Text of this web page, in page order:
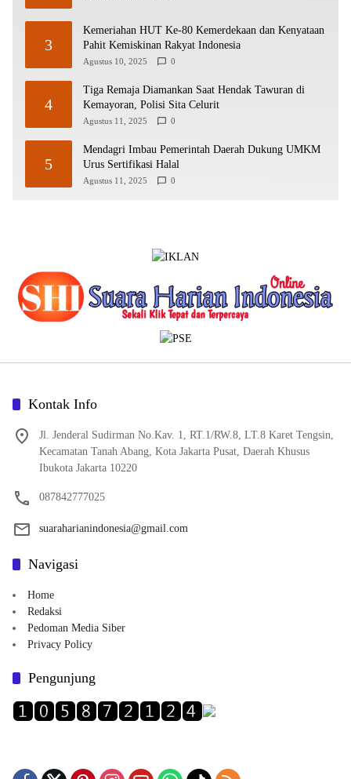
3
Kemeriahan HUT Ke-80 Kemerdekaan dan Kenyataan
Pahit Kemiskinan Rakyat Indonesia
Agustus 10, 2025 0
4
Tiga Remaja Diamankan Saat Hendak Tawuran di
Kemayoran, Polisi Sita Celurit
Agustus 11, 2025 0
5
Mendagri Imbau Pemerintah Daerah Dukung UMKM
Urus Sertifikasi Halal
Agustus 11, 2025 0
Kontak Info
Jl. Jenderal Sudirman No.Kav. 1, RT.1/RW.8, LT.8 Karet Tengsin,
Kecamatan Tanah Abang, Kota Jakarta Pusat, Daerah Khusus
Ibukota Jakarta 10220
087842777025
suaraharianindonesia@gmail.com
Navigasi
Home
Redaksi
Pedoman Media Siber
Privacy Policy
Pengunjung